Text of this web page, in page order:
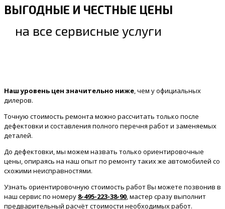
ВЫГОДНЫЕ И ЧЕСТНЫЕ ЦЕНЫ
на все сервисные услуги
Наш уровень цен значительно ниже , чем у официальных
дилеров.
Точную стоимость ремонта можно рассчитать только после
дефектовки и составления полного перечня работ и заменяемых
деталей.
До дефектовки, мы можем назвать только ориентировочные
цены, опираясь на наш опыт по ремонту таких же автомобилей со
схожими неисправностями.
Узнать ориентировочную стоимость работ Вы можете позвонив в
наш сервис по номеру 8-495-223-38-90 , мастер сразу выполнит
предварительный расчёт стоимости необходимых работ.